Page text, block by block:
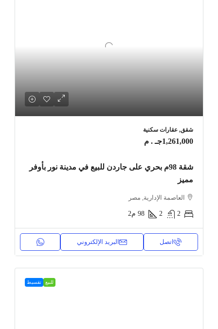
شقق, عقارات سكنية
1,261,000جـ . م
شقة 98م بحري على جاردن للبيع في مدينة نور بأوفر
مميز
العاصمة الإدارية, مصر
2
2
98 م2
اتصل البريد الإلكتروني
للبيع تقسيط